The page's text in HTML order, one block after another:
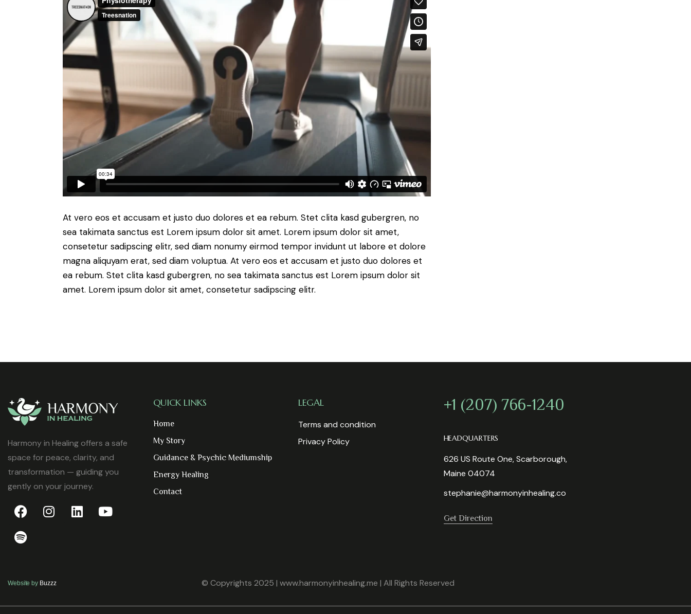
At vero eos et accusam et justo duo dolores et ea rebum. Stet clita kasd gubergren, no
sea takimata sanctus est Lorem ipsum dolor sit amet. Lorem ipsum dolor sit amet,
consetetur sadipscing elitr, sed diam nonumy eirmod tempor invidunt ut labore et dolore
magna aliquyam erat, sed diam voluptua. At vero eos et accusam et justo duo dolores et
ea rebum. Stet clita kasd gubergren, no sea takimata sanctus est Lorem ipsum dolor sit
amet. Lorem ipsum dolor sit amet, consetetur sadipscing elitr.
Harmony in Healing offers a safe
space for peace, clarity, and
transformation — guiding you
gently on your journey.
QUICK LINKS
Home
My Story
Guidance & Psychic Mediumship
Energy Healing
Contact
LEGAL
Terms and condition
Privacy Policy
+1 (207) 766-1240
HEADQUARTERS
626 US Route One, Scarborough,
Maine 04074
stephanie@harmonyinhealing.co
Get Direction
Website by Buzzz © Copyrights 2025 | www.harmonyinhealing.me | All Rights Reserved